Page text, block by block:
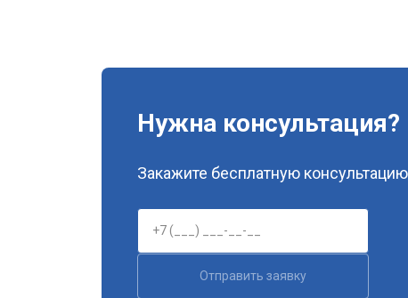
Нужна консультация?
Закажите бесплатную
Отправить заявку